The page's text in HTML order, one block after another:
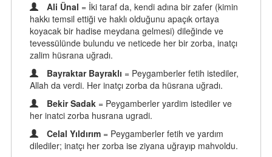
Ali Ünal = İki taraf da, kendi adına bir zafer (kimin
hakkı temsil ettiği ve haklı olduğunu apaçık ortaya
koyacak bir hadise meydana gelmesi) dileğinde ve
tevessülünde bulundu ve neticede her bir zorba, inatçı
zalim hüsrana uğradı.
Bayraktar Bayraklı = Peygamberler fetih istediler,
Allah da verdi. Her inatçı zorba da hüsrana uğradı.
Bekir Sadak = Peygamberler yardim istediler ve
her inatci zorba husrana ugradi.
Celal Yıldırım = Peygamberler fetih ve yardım
dilediler; inatçı her zorba ise ziyana uğrayıp mahvoldu.